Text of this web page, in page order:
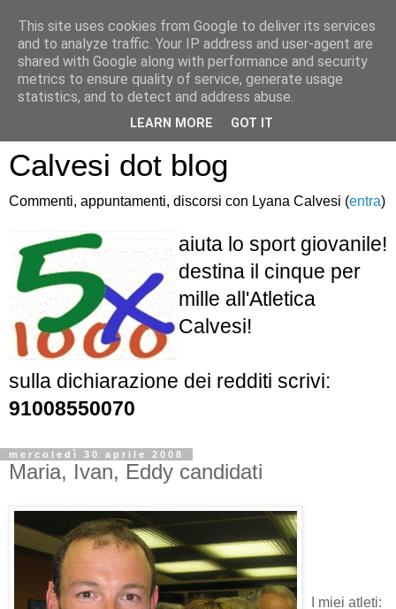
Atletica Sandro
Calvesi dot blog
Commenti, appuntamenti, discorsi con Lyana Calvesi (entra)
aiuta lo sport giovanile!
destina il cinque per
mille all'Atletica
Calvesi!
sulla dichiarazione dei redditi scrivi:
91008550070
mercoledì 30 aprile 2008
Maria, Ivan, Eddy candidati
I miei atleti:
This site uses cookies from Google to deliver its services
and to analyze traffic. Your IP address and user-agent are
shared with Google along with performance and security
metrics to ensure quality of service, generate usage
statistics, and to detect and address abuse.
LEARN MORE GOT IT